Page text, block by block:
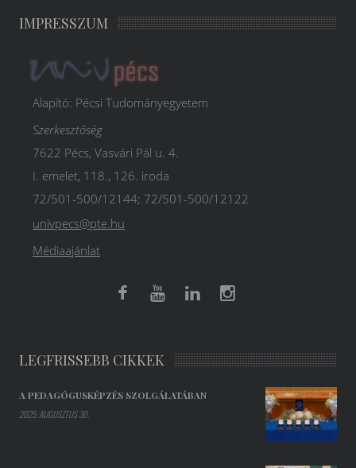
IMPRESSZUM
Alapító: Pécsi Tudományegyetem
Szerkesztőség
7622 Pécs, Vasvári Pál u. 4.
I. emelet, 118., 126. iroda
72/501-500/12144; 72/501-500/12122
univpecs@pte.hu
Médiaajánlat
LEGFRISSEBB CIKKEK
A PEDAGÓGUSKÉPZÉS SZOLGÁLATÁBAN
2025. AUGUSZTUS 30.